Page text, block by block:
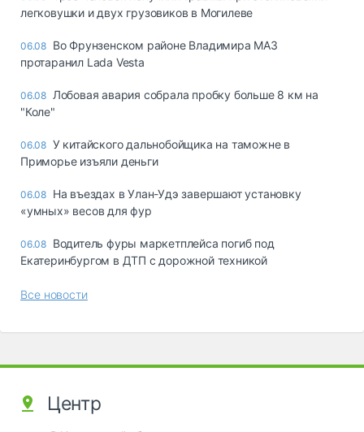
легковушки и двух грузовиков в Могилеве
06.08 Во Фрунзенском районе Владимира МАЗ
протаранил Lada Vesta
06.08 Лобовая авария собрала пробку больше 8 км на
"Коле"
06.08 У китайского дальнобойщика на таможне в
Приморье изъяли деньги
06.08 Ha въeздax в Улaн-Удэ зaвepшaют ycтaнoвкy
«yмныx» вecoв для фyp
06.08 Водитель фуры маркетплейса погиб под
Екатеринбургом в ДТП с дорожной техникой
Все новости
Центр